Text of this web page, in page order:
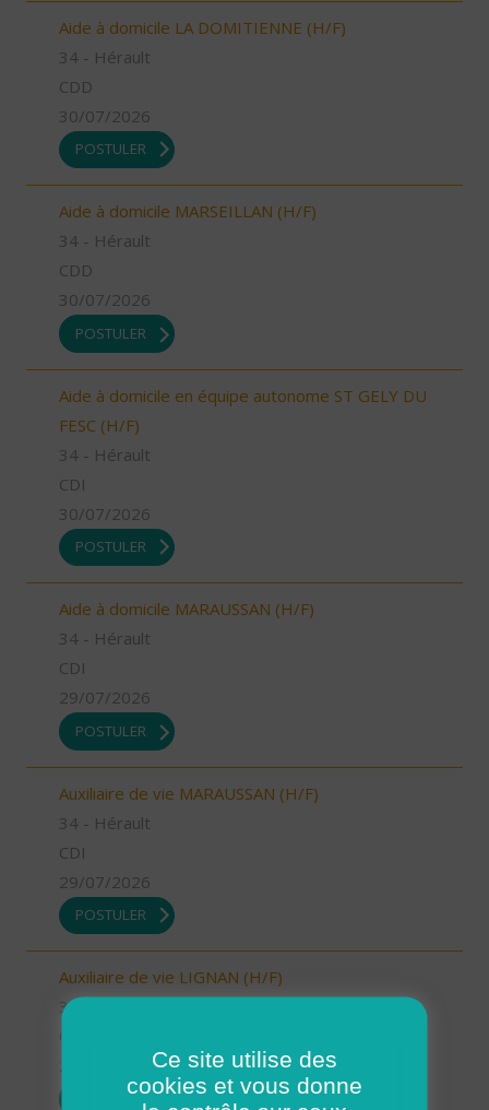
Aide à domicile LA DOMITIENNE (H/F)
34 - Hérault
CDD
30/07/2026
POSTULER
Aide à domicile MARSEILLAN (H/F)
34 - Hérault
CDD
30/07/2026
POSTULER
Aide à domicile en équipe autonome ST GELY DU
FESC (H/F)
34 - Hérault
CDI
30/07/2026
POSTULER
Aide à domicile MARAUSSAN (H/F)
34 - Hérault
CDI
29/07/2026
POSTULER
Auxiliaire de vie MARAUSSAN (H/F)
34 - Hérault
CDI
29/07/2026
POSTULER
Auxiliaire de vie LIGNAN (H/F)
34 - Hérault
POSTULER
Ce site utilise des
cookies et vous donne